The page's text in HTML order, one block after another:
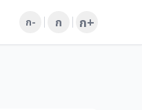
ก- ก ก+